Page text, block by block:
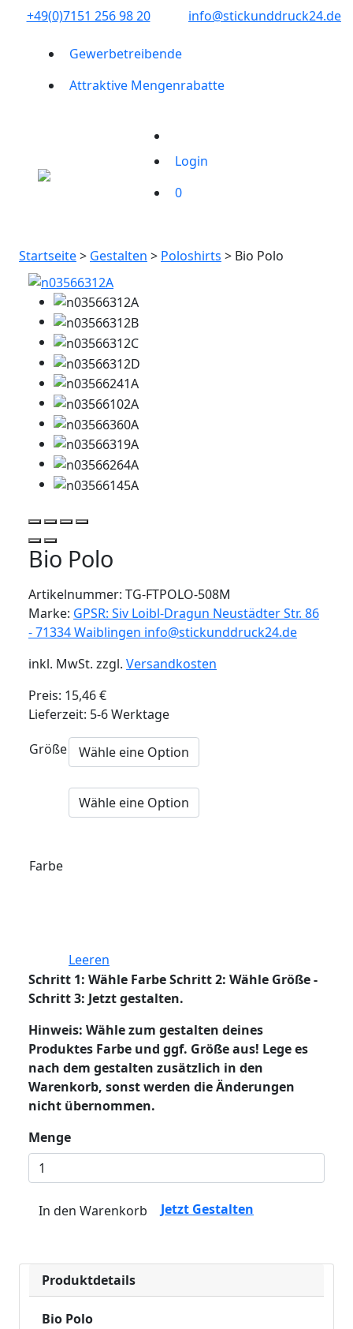
+49(0)7151 256 98 20‬ info@stickunddruck24.de
Gewerbetreibende
Attraktive Mengenrabatte
Login
0
Startseite> Gestalten > Poloshirts > Bio Polo
Bio Polo
Artikelnummer: TG-FTPOLO-508M
Marke: GPSR: Siv Loibl-Dragun Neustädter Str. 86
- 71334 Waiblingen info@stickunddruck24.de
inkl. MwSt. zzgl. Versandkosten
Preis: 15,46€
Lieferzeit: 5-6 Werktage
Größe
Farbe
Leeren
Schritt 1: Wähle Farbe Schritt 2: Wähle Größe -
Schritt 3: Jetzt gestalten.
Hinweis: Wähle zum gestalten deines
Produktes Farbe und ggf. Größe aus! Lege es
nach dem gestalten zusätzlich in den
Warenkorb, sonst werden die Änderungen
nicht übernommen.
Menge
In den Warenkorb Jetzt Gestalten
Produktdetails
Bio Polo